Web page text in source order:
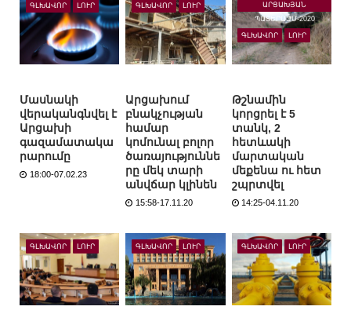
ԳԼԽԱՎՈՐ ԼՈՒՐ
Մասնակի
վերականգնվել է
Արցախի
գազամատակա
րարումը
18:00-07.02.23
ԳԼԽԱՎՈՐ ԼՈՒՐ
Արցախում
բնակչության
համար
կոմունալ բոլոր
ծառայություննե
րը մեկ տարի
անվճար կլինեն
15:58-17.11.20
ԱՐՑԱԽՅԱՆ
ՊԱՏԵՐԱԶՄ-2020
ԳԼԽԱՎՈՐ ԼՈՒՐ
Թշնամին
կորցրել է 5
տանկ, 2
հետևակի
մարտական
մեքենա ու հետ
շպրտվել
14:25-04.11.20
ԳԼԽԱՎՈՐ ԼՈՒՐ ԳԼԽԱՎՈՐ ԼՈՒՐ ԳԼԽԱՎՈՐ ԼՈՒՐ